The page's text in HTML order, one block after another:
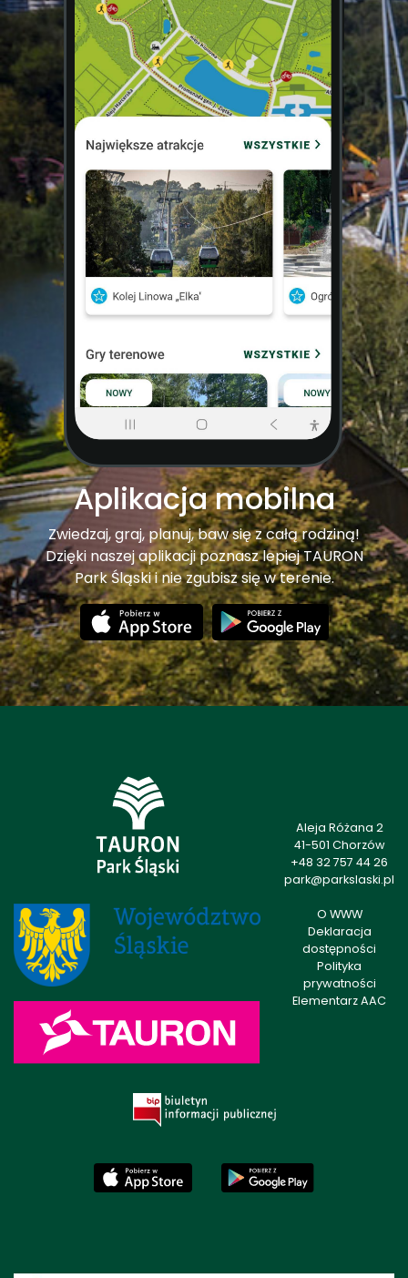
Aplikacja mobilna
Zwiedzaj, graj, planuj, baw się z całą rodziną!
Dzięki naszej aplikacji poznasz lepiej TAURON
Park Śląski i nie zgubisz się w terenie.
Aleja Różana 2
41-501 Chorzów
+48 32 757 44 26
park@parkslaski.pl
O WWW
Deklaracja
dostępności
Polityka
prywatności
Elementarz AAC